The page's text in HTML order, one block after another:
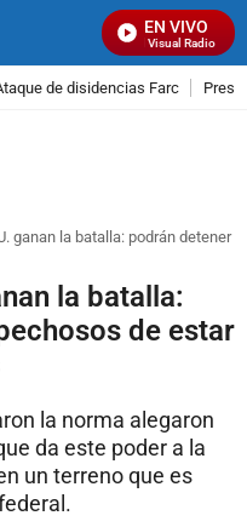
EN VIVO
Señal Visual Radio
de disidencias Farc
ganan la batalla: podrán
la batalla:
de estar
la norma alegaron
da este poder a la
un terreno que es